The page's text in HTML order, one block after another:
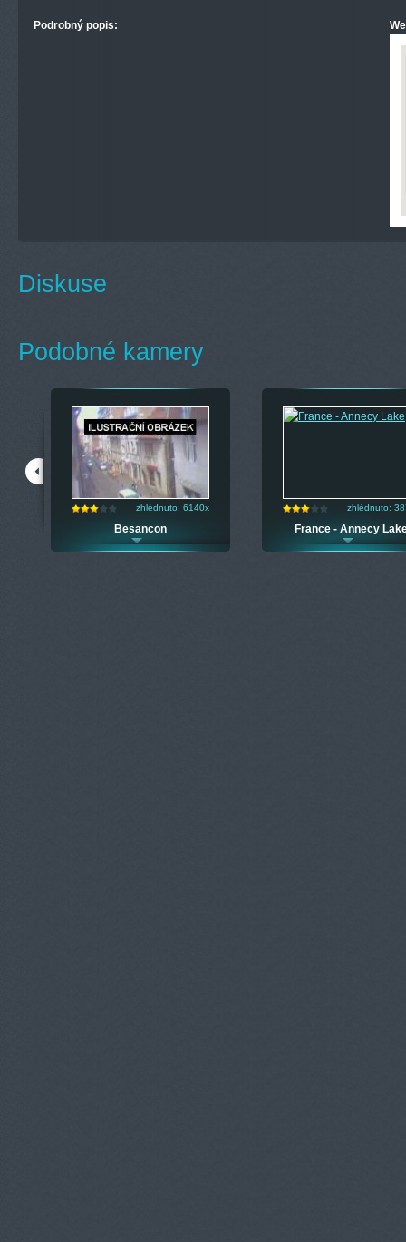
Podrobný popis:
Diskuse
Podobné kamery
zhlédnuto: 6140x
Besancon
zhlédnuto:
France - Annecy